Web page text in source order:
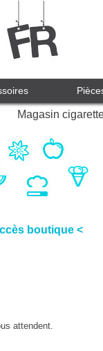
Magasin
boutique <
attendent.